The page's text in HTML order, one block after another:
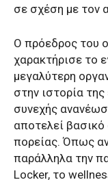
σε σχέση με τον
Ο πρόεδρος του
χαρακτήρισε το
μεγαλύτερη
στην ιστορία
συνεχής
αποτελεί βασικό
πορείας. Όπως
παράλληλα την
Locker, το